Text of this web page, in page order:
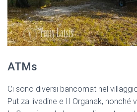
ATMs
Ci sono diversi bancomat nel
Put za livadine e II Organak, nonché